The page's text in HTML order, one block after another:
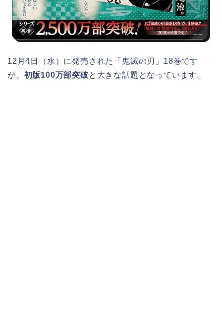
12月4日（水）に発売された「鬼滅の刃」18巻です
が、 初版100万部突破と大きな話題となっています。